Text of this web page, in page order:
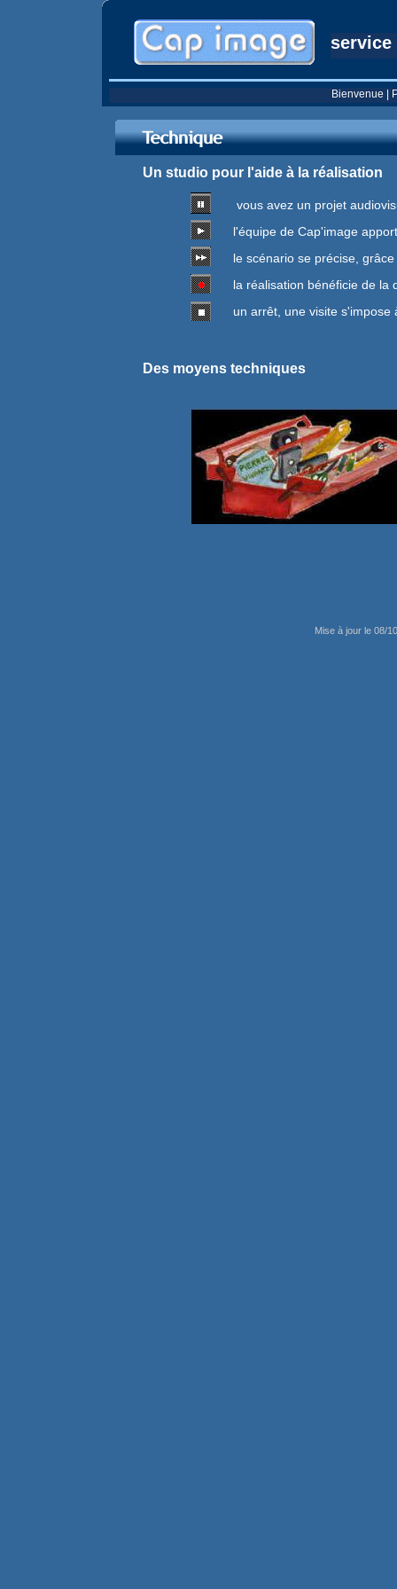
Bienvenue
Un studio pour l'aide à la réalisation
vous avez un projet
l'équipe de Cap'image
le scénario se précise,
la réalisation bénéficie de la
un arrêt, une visite s'impose
Des moyens techniques
Mise à jour le 08/